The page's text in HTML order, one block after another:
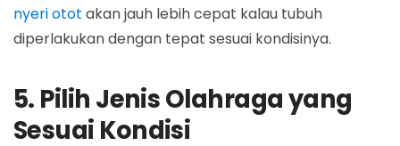
nyeri otot akan jauh lebih cepat kalau tubuh
diperlakukan dengan tepat sesuai kondisinya.
5. Pilih Jenis Olahraga yang
Sesuai Kondisi